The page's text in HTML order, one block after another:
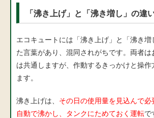
「沸き上げ」と「沸き増し」の違
エコキュートには「沸き上げ」と「沸き増
た言葉があり、混同されがちです。両者
は共通しますが、作動するきっかけと操作
ます。
沸き上げは、 その日の使用量を見込んで必
自動で沸かし、タンクにためておく運転で